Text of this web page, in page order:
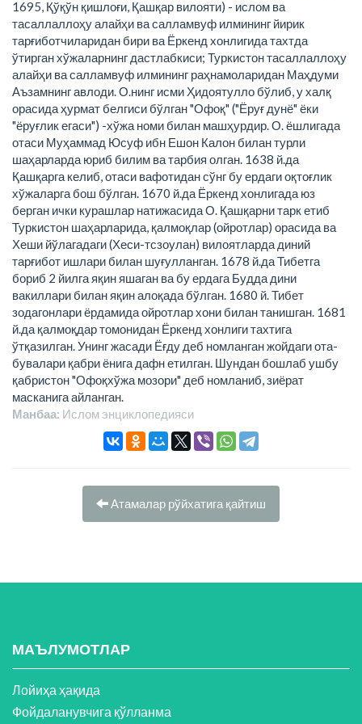
1695, Қўқўн қишлоғи, Қашқар вилояти) - ислом ва
тасаллаллоҳу алайҳи ва салламвуф илмининг йирик
тарғиботчиларидан бири ва Ёркенд хонлигида тахтда
ўтирган хўжаларнинг дастлабкиси; Туркистон тасаллаллоҳу
алайҳи ва салламвуф илмининг раҳнамоларидан Маҳдуми
Аъзамнинг авлоди. О.нинг исми Ҳидоятулло бўлиб, у халқ
орасида ҳурмат белгиси бўлган "Офоқ" ("Ёруғ дунё" ёки
"ёруғлик егаси") -хўжа номи билан машҳурдир. О. ёшлигада
отаси Муҳаммад Юсуф ибн Ешон Калон билан турли
шаҳарларда юриб билим ва тарбия олган. 1638 й.да
Қашқарга келиб, отаси вафотидан сўнг бу ердаги оқтоғлик
хўжаларга бош бўлган. 1670 й.да Ёркенд хонлигада юз
берган ички курашлар натижасида О. Қашқарни тарк етиб
Туркистон шаҳарларида, қалмоқлар (ойротлар) орасида ва
Хеши йўлагадаги (Хеси-тсзоулан) вилоятларда диний
тарғибот ишлари билан шуғулланган. 1678 й.да Тибетга
бориб 2 йилга яқин яшаган ва бу ердага Будда дини
вакиллари билан яқин алоқада бўлган. 1680 й. Тибет
зодагонлари ёрдамида ойротлар хони билан танишган. 1681
й.да қалмоқдар томонидан Ёркенд хонлиги тахтига
ўтқазилган. Унинг жасади Ёғду деб номланган жойдаги ота-
бувалари қабри ёнига дафн етилган. Шундан бошлаб ушбу
қабристон "Офоқхўжа мозори" деб номланиб, зиёрат
масканига айланган.
Манбаа: Ислом энциклопeдияси
Атамалар рўйхатига қайтиш
МАЪЛУМОТЛАР
Лойиҳа ҳақида
Фойдаланувчига қўлланма